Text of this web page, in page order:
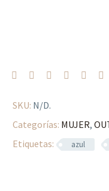
SKU: N/D.
Categorías: MUJER,
Etiquetas:
azul